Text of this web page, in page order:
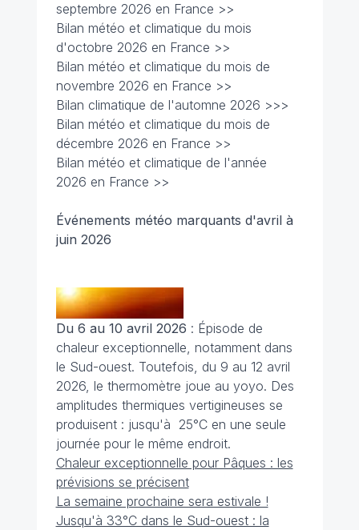
septembre 2026 en France >>
Bilan météo et climatique du mois
d'octobre 2026 en France >>
Bilan météo et climatique du mois de
novembre 2026 en France >>
Bilan climatique de l'automne 2026 >>>
Bilan météo et climatique du mois de
décembre 2026 en France >>
Bilan météo et climatique de l'année
2026 en France >>
Événements météo marquants d'avril à
juin 2026
Du 6 au 10 avril 2026 : Épisode de
chaleur exceptionnelle, notamment dans
le Sud-ouest. Toutefois, du 9 au 12 avril
2026, le thermomètre joue au yoyo. Des
amplitudes thermiques vertigineuses se
produisent : jusqu'à 25°C en une seule
journée pour le même endroit.
Chaleur exceptionnelle pour Pâques : les
prévisions se précisent
La semaine prochaine sera estivale !
Jusqu'à 33°C dans le Sud-ouest : la